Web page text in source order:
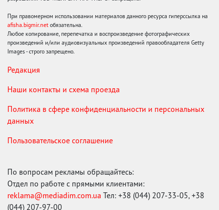
При правомерном использовании материалов данного ресурса гиперссылка на
afisha.bigmir.net обязательна.
Любое копирование, перепечатка и воспроизведение фотографических
произведений и/или аудиовизуальных произведений правообладателя Getty
Images - строго запрещено.
Редакция
Наши контакты и схема проезда
Политика в сфере конфиденциальности и персональных
данных
Пользовательское соглашение
По вопросам рекламы обращайтесь:
Отдел по работе с прямыми клиентами:
reklama@mediadim.com.ua Тел: +38 (044) 207-33-05, +38
(044) 207-97-00